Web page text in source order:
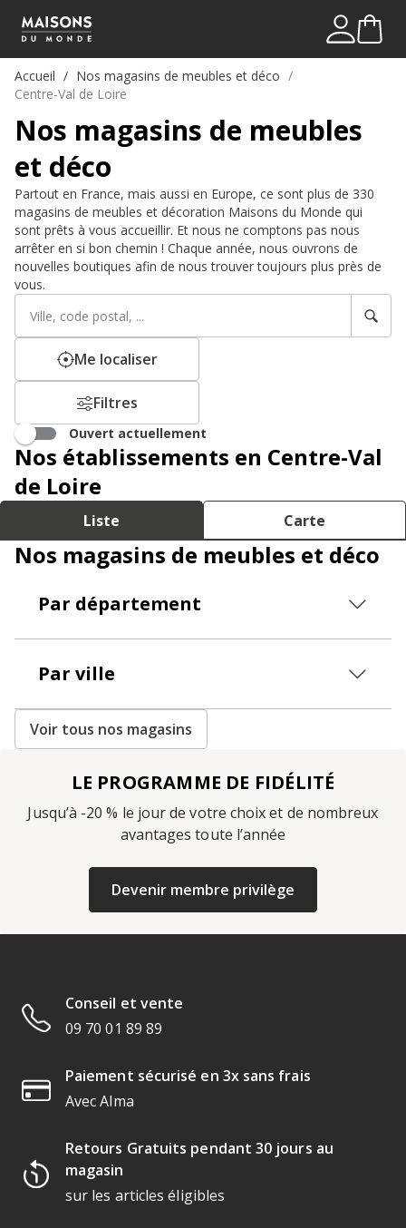
Mon
Me
Accueil
Nos magasins de meubles et déco
Centre-Val de Loire
Nos magasins de meubles
et déco
Partout en France, mais aussi en Europe, ce sont plus de 330
magasins de meubles et décoration Maisons du Monde qui
sont prêts à vous accueillir. Et nous ne comptons pas nous
arrêter en si bon chemin ! Chaque année, nous ouvrons de
nouvelles boutiques afin de nous trouver toujours plus près de
vous.
Rechercher
établissement
Veuillez
renseigner
adresse
Me localiser
Filtres
Ouvert actuellement
Nos établissements en Centre-Val
de Loire
Liste Carte
Nos magasins de meubles et déco
Par département
Par ville
Voir tous nos magasins
LE PROGRAMME DE FIDÉLITÉ
Jusqu’à -20 % le jour de votre choix et de nombreux
avantages toute l’année
Devenir membre privilège
Conseil et vente
09 70 01 89 89
Paiement sécurisé en 3x sans frais
Avec Alma
Retours Gratuits pendant 30 jours au
magasin
sur les articles éligibles